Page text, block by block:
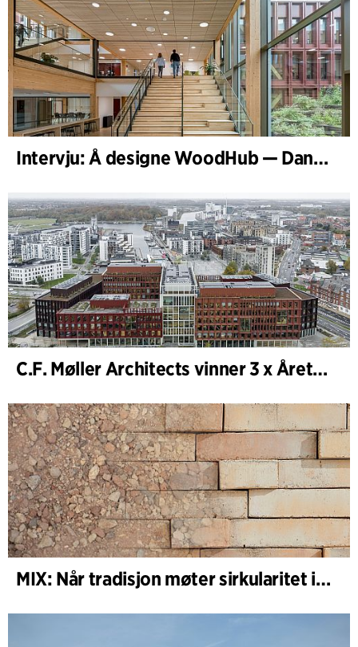
Intervju: Å designe WoodHub — Danmarks største trebygg
C.F. Møller Architects vinner 3 x Årets Bygg 2025
MIX: Når tradisjon møter sirkularitet i arkitekturen